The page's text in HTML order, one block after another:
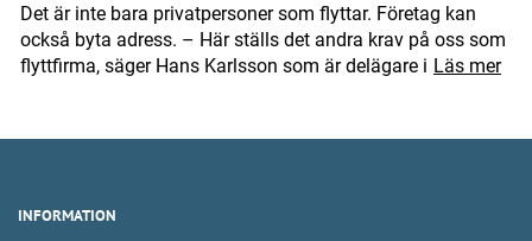
Det är inte bara privatpersoner som flyttar. Företag kan
också byta adress. – Här ställs det andra krav på oss som
flyttfirma, säger Hans Karlsson som är delägare i Läs mer
INFORMATION